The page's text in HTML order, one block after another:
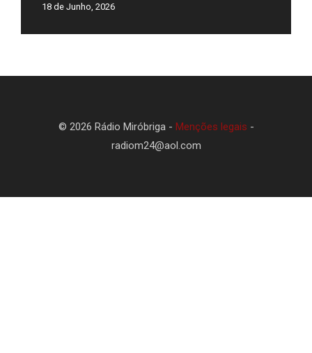
18 de Junho, 2026
© 2026 Rádio Miróbriga - Menções legais -
radiom24@aol.com